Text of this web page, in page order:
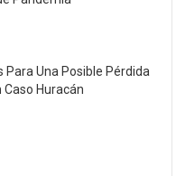
Una Posible Pérdida
Caso Huracán